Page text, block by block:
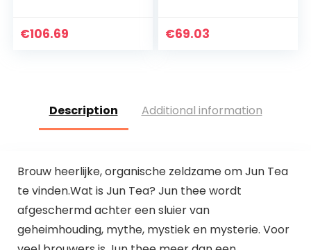
ambachtelijke wijn
€106.69
maken
€69.03
Description Additional information
Brouw heerlijke, organische zeldzame om Jun Tea
te vinden.Wat is Jun Tea? Jun thee wordt
afgeschermd achter een sluier van
geheimhouding, mythe, mystiek en mysterie. Voor